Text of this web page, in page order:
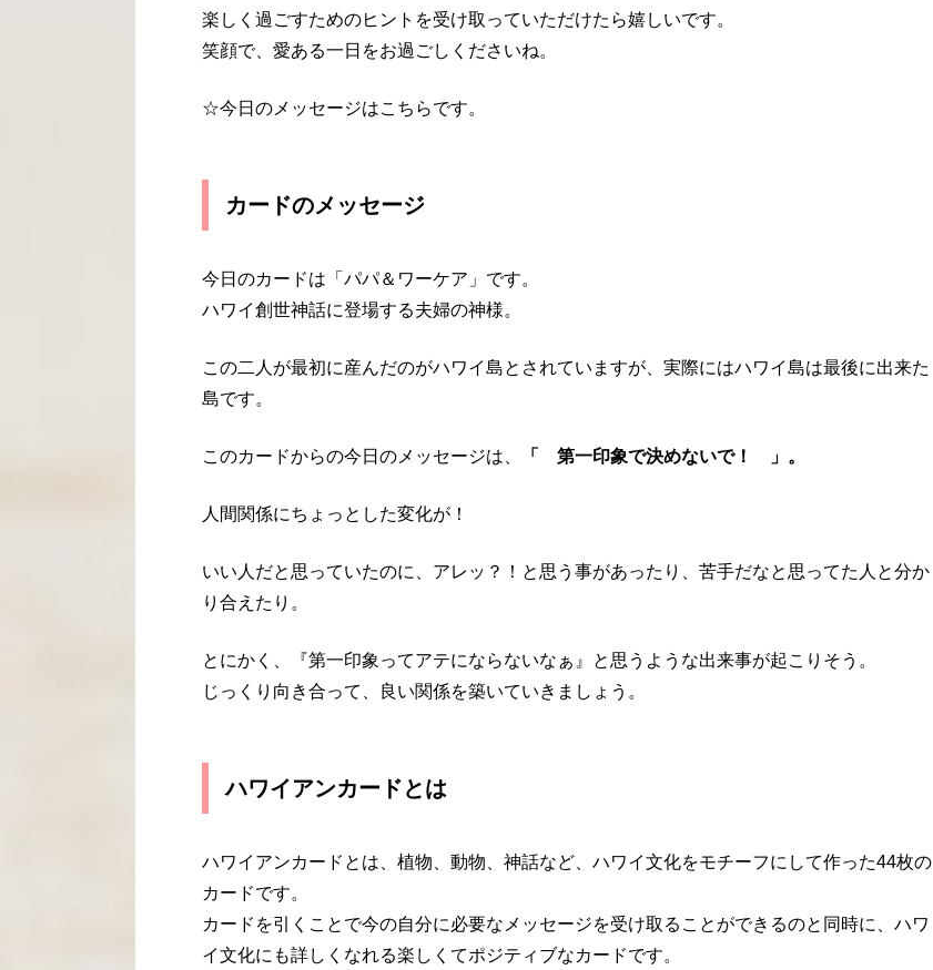
楽しく過ごすためのヒントを受け取っていただけたら嬉しいです。
笑顔で、愛ある一日をお過ごしくださいね。
☆今日のメッセージはこちらです。
カードのメッセージ
今日のカードは「パパ＆ワーケア」です。
ハワイ創世神話に登場する夫婦の神様。
この二人が最初に産んだのがハワイ島とされていますが、実際にはハワイ島は最後に出来た
島です。
このカードからの今日のメッセージは、 「 第一印象で決めないで！ 」。
人間関係にちょっとした変化が！
いい人だと思っていたのに、アレッ？！と思う事があったり、苦手だなと思ってた人と分か
り合えたり。
とにかく、『第一印象ってアテにならないなぁ』と思うような出来事が起こりそう。
じっくり向き合って、良い関係を築いていきましょう。
ハワイアンカードとは
ハワイアンカードとは、植物、動物、神話など、ハワイ文化をモチーフにして作った44枚の
カードです。
カードを引くことで今の自分に必要なメッセージを受け取ることができるのと同時に、ハワ
イ文化にも詳しくなれる楽しくてポジティブなカードです。